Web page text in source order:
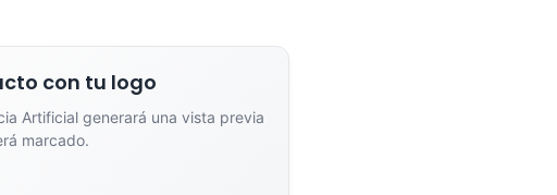
con tu logo
Artificial generará una vista previa
marcado.